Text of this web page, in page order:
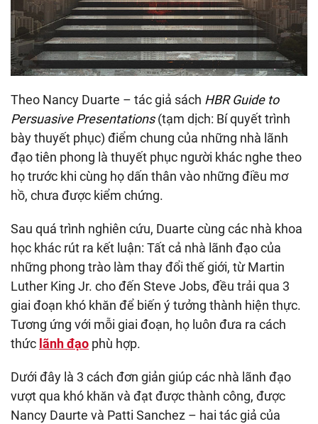
Theo Nancy Duarte – tác giả sách HBR Guide to
Persuasive Presentations(tạm dịch: Bí quyết trình
bày thuyết phục) điểm chung của những nhà lãnh
đạo tiên phong là thuyết phục người khác nghe theo
họ trước khi cùng họ dấn thân vào những điều mơ
hồ, chưa được kiểm chứng.
Sau quá trình nghiên cứu, Duarte cùng các nhà khoa
học khác rút ra kết luận: Tất cả nhà lãnh đạo của
những phong trào làm thay đổi thế giới, từ Martin
Luther King Jr. cho đến Steve Jobs, đều trải qua 3
giai đoạn khó khăn để biến ý tưởng thành hiện thực.
Tương ứng với mỗi giai đoạn, họ luôn đưa ra cách
thức lãnh đạo phù hợp.
Dưới đây là 3 cách đơn giản giúp các nhà lãnh đạo
vượt qua khó khăn và đạt được thành công, được
Nancy Daurte và Patti Sanchez – hai tác giả của